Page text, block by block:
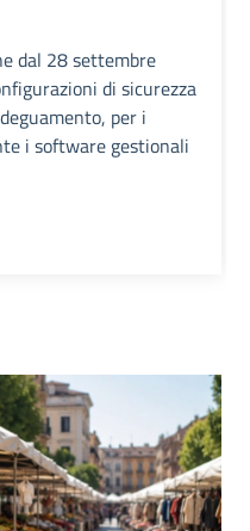
dal 28 settembre
di sicurezza
per i
i software gestionali